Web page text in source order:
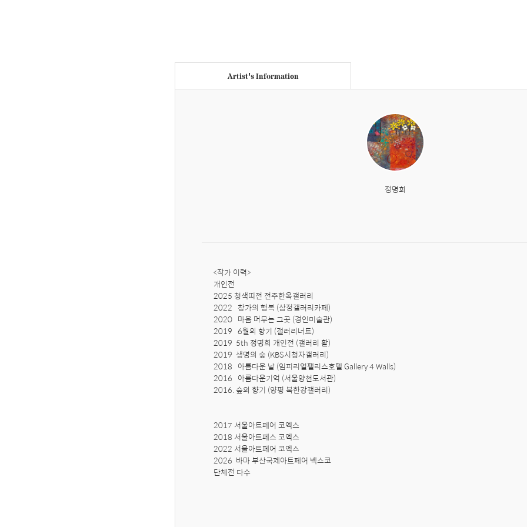
Artist's Information
정명희
<작가 이력>
개인전
2025 청색띠전 전주한옥갤러리
2022   창가의 행복 (삼정갤러리카페)
2020   마음 머무는 그곳 (경인미술관)
2019   6월의 향기 (갤러리너트)
2019  5th 정명희 개인전 (갤러리 활)
2019  생명의 숲 (KBS시청자갤러리)
2018   아름다운 날 (임피리얼팰리스호텔 Gallery 4 Walls)
2016   아름다운기억 (서울양천도서관)
2016. 숲의 향기 (양평 북한강갤러리)
2017 서울아트페어 코엑스
2018 서울아트페스 코엑스
2022 서울아트페어 코엑스
2026  바마 부산국제아트페어 벡스코
단체전 다수